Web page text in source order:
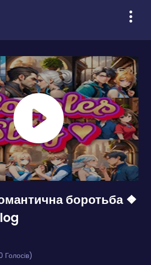
боротьба ❖
Голосів)